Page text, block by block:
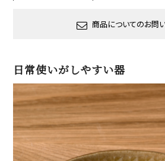
商品についてのお問
日常使いがしやすい器